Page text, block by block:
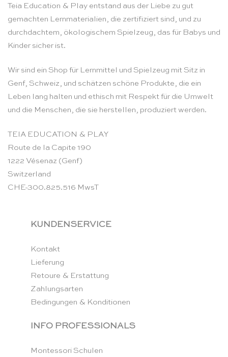
Teia Education & Play entstand aus der Liebe zu gut
gemachten Lernmaterialien, die zertifiziert sind, und zu
durchdachtem, ökologischem Spielzeug, das für Babys und
Kinder sicher ist.
Wir sind ein Shop für Lernmittel und Spielzeug mit Sitz in
Genf, Schweiz, und schätzen schöne Produkte, die ein
Leben lang halten und ethisch mit Respekt für die Umwelt
und die Menschen, die sie herstellen, produziert werden.
TEIA EDUCATION & PLAY
Route de la Capite 190
1222 Vésenaz (Genf)
Switzerland
CHE-300.825.516 MwsT
KUNDENSERVICE
Kontakt
Lieferung
Retoure & Erstattung
Zahlungsarten
Bedingungen & Konditionen
INFO PROFESSIONALS
Montessori Schulen